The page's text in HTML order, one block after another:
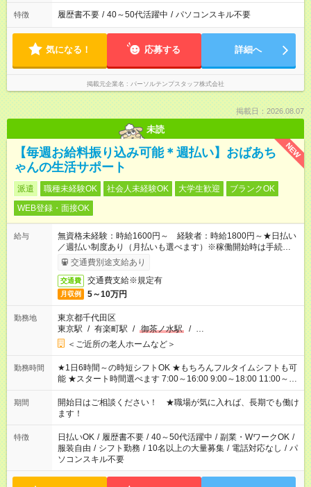
特徴 履歴書不要 / 40～50代活躍中 / パソコンスキル不要
気になる！ 応募する 詳細へ
掲載元企業名 パーソルテンプスタッフ株式会社
掲載日：2026.08.07
未読
NEW
【毎週お給料振り込み可能＊週払い】おばあち
ゃんの生活サポート
派遣 職種未経験OK 社会人未経験OK 大学生歓迎
ブランクOK
WEB登録・面接OK
給与
無資格未経験：時給1600円～ 経験者：時給1800円～★日払い
／週払い制度あり（月払いも選べます）※稼働開始時は手続き完
了次第のお支払いとなります。
交通費別途支給あり
交通費 交通費支給※規定有
月収例 5～10万円
勤務地
東京都千代田区
東京駅 / 有楽町駅 / 御茶ノ水駅 / …
＜ご近所の老人ホームなど＞
勤務時間
★1日6時間～の時短シフトOK ★もちろんフルタイムシフトも可
能 ★スタート時間選べます 7:00～16:00 9:00～18:00 11:00～
20:00 など 残業なし！ ※Wワークの場合、他のお仕事と合わせ
週40時間超の就業はご案内できません ※法令に基づき、週20時
間以上勤務は社会保険への加入対象となります ※労働者派遣法
（日雇い派遣の原則禁止）により、短時間・短期間の就業はご
案内が難しい場合があります
期間
開始日はご相談ください！ ★職場が気に入れば、長期でも働け
ます！
特徴 日払いOK / 履歴書不要 / 40～50代活躍中 / 副業・WワークOK /
服装自由 / シフト勤務 / 10名以上の大量募集 / 電話対応なし / パ
ソコンスキル不要